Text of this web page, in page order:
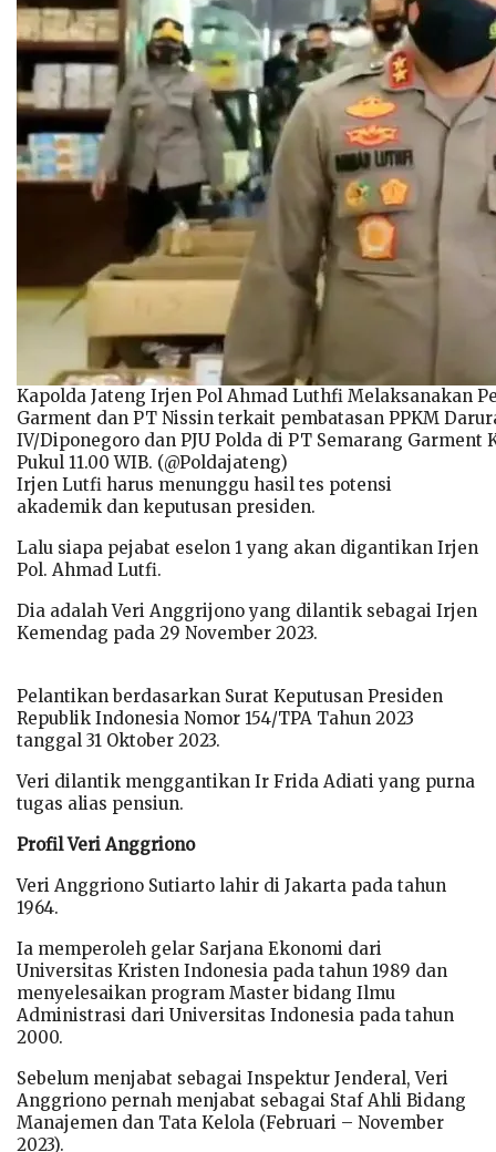
Kapolda Jateng Irjen Pol Ahmad Luthfi Melaksanakan
Garment dan PT Nissin terkait pembatasan PPKM
IV/Diponegoro dan PJU Polda di PT Semarang Garment
Pukul 11.00 WIB. (@Poldajateng)
Irjen Lutfi harus menunggu hasil tes potensi
akademik dan keputusan presiden.
Lalu siapa pejabat eselon 1 yang akan digantikan Irjen
Pol. Ahmad Lutfi.
Dia adalah Veri Anggrijono yang dilantik sebagai Irjen
Kemendag pada 29 November 2023.
Pelantikan berdasarkan Surat Keputusan Presiden
Republik Indonesia Nomor 154/TPA Tahun 2023
tanggal 31 Oktober 2023.
Veri dilantik menggantikan Ir Frida Adiati yang purna
tugas alias pensiun.
Profil Veri Anggriono
Veri Anggriono Sutiarto lahir di Jakarta pada tahun
1964.
Ia memperoleh gelar Sarjana Ekonomi dari
Universitas Kristen Indonesia pada tahun 1989 dan
menyelesaikan program Master bidang Ilmu
Administrasi dari Universitas Indonesia pada tahun
2000.
Sebelum menjabat sebagai Inspektur Jenderal, Veri
Anggriono pernah menjabat sebagai Staf Ahli Bidang
Manajemen dan Tata Kelola (Februari – November
2023).